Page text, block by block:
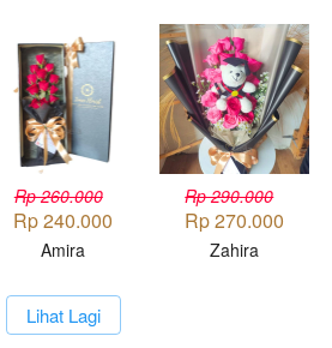
Rp 260.000
Rp 240.000
Amira
Rp 290.000
Rp 270.000
Zahira
`Lihat Lagi